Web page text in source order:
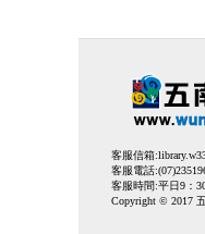
客服信箱:
客服電話
客服時間:平日9：
Copyright © 2017